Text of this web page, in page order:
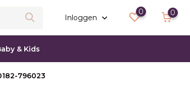
Inloggen
0 0
& Kids
796023